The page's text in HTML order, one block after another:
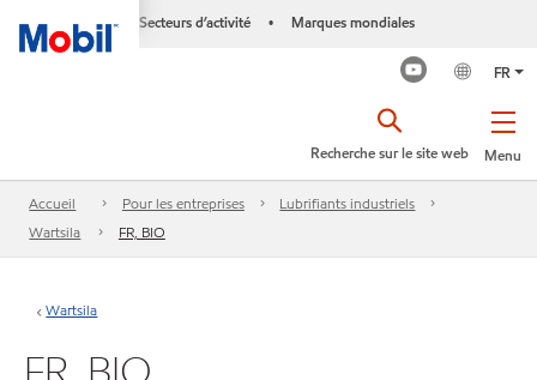
Secteurs d’activité • Marques mondiales
FR
Menu
Recherche sur le site web
Accueil Pour les entreprises
Lubrifiants industriels
Wartsila
FR, BIO
Wartsila